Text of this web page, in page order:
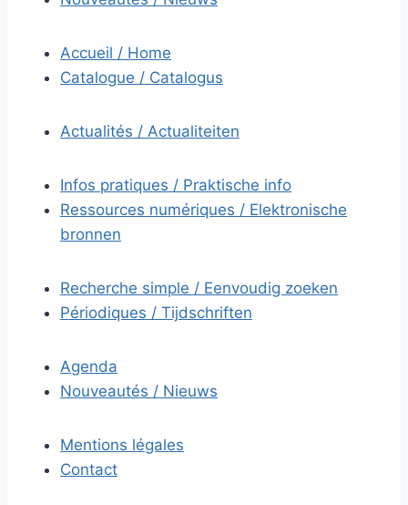
Accueil / Home
Catalogue / Catalogus
Actualités / Actualiteiten
Infos pratiques / Praktische info
Ressources numériques / Elektronische
bronnen
Recherche simple / Eenvoudig zoeken
Périodiques / Tijdschriften
Agenda
Nouveautés / Nieuws
Mentions légales
Contact